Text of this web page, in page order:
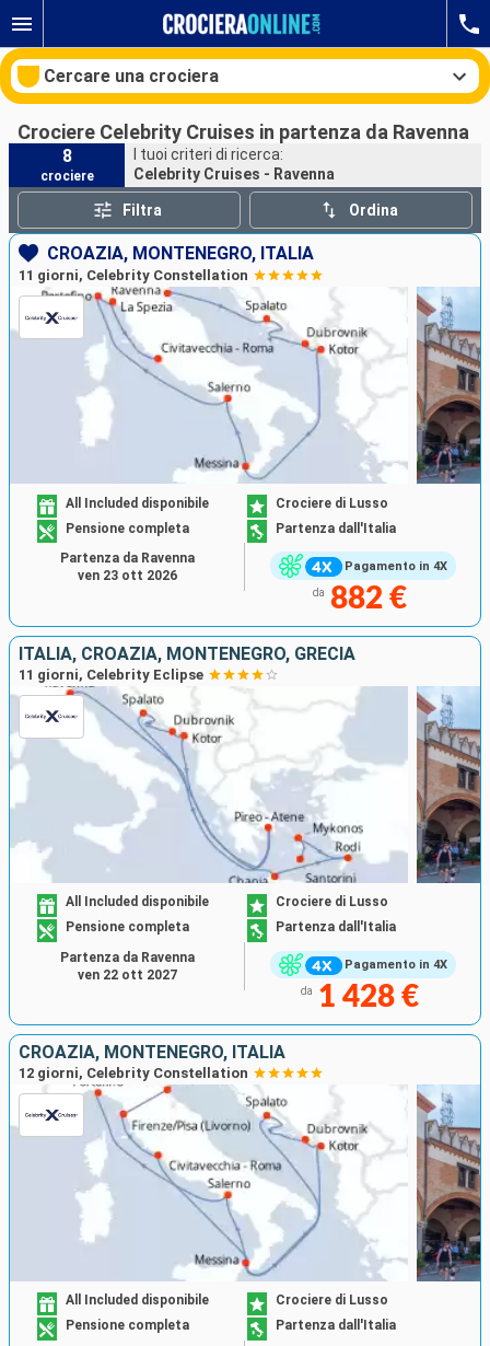
Cercare una crociera
Le nostre destinazioni
Mesi di partenza
Porti Compagnie
Ricerca
Crociere Celebrity Cruises in partenza da Ravenna
8
crociere
I tuoi criteri di ricerca:
Celebrity Cruises - Ravenna
Filtra Ordina
CROAZIA, MONTENEGRO, ITALIA
11 giorni, Celebrity Constellation
Pagamento in 4X
All Included disponibile
Crociere di Lusso
Pensione completa
Partenza dall'Italia
da 882 €
Partenza da Ravenna
ven 23 ott 2026
ITALIA, CROAZIA, MONTENEGRO, GRECIA
11 giorni, Celebrity Eclipse
Pagamento in 4X
All Included disponibile
Crociere di Lusso
Pensione completa
Partenza dall'Italia
da 1 428 €
Partenza da Ravenna
ven 22 ott 2027
CROAZIA, MONTENEGRO, ITALIA
12 giorni, Celebrity Constellation
All Included disponibile
Crociere di Lusso
Pensione completa
Partenza dall'Italia